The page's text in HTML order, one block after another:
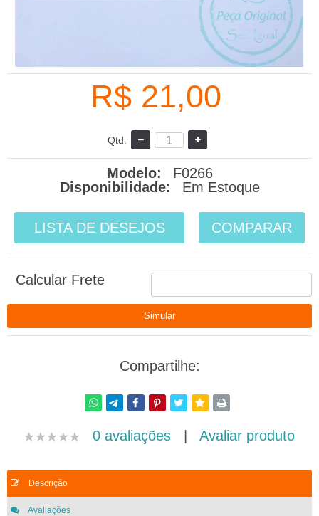
R$ 21,00
Qtd:
Modelo:
F0266
Disponibilidade:
Em Estoque
LISTA DE DESEJOS COMPARAR
Calcular Frete
Compartilhe:
0 avaliações | Avaliar produto
Descrição
Avaliações